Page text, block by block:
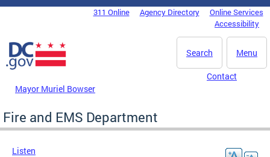
Skip to main content
DC Agency Top Menu311 Online Agency Directory
Online Services
Accessibility
Menu
Search
Mayor Muriel Bowser
Contact
Fire and EMS Department
Listen